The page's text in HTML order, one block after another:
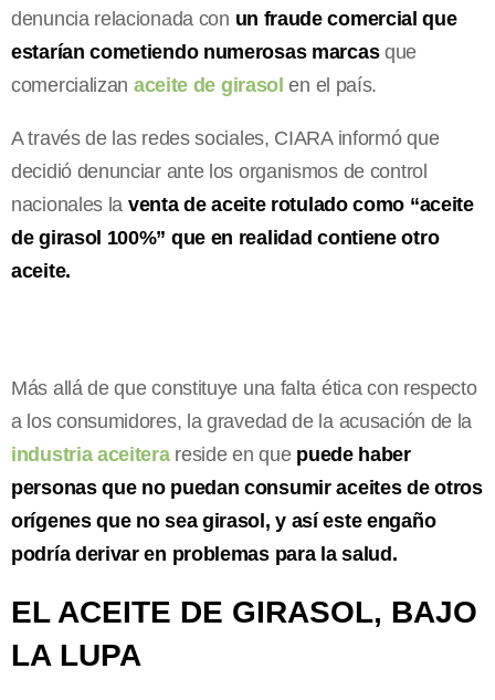
denuncia relacionada con un fraude comercial que
estarían cometiendo numerosas marcasque
comercializan aceite de girasol en el país.
A través de las redes sociales, CIARA informó que
decidió denunciar ante los organismos de control
nacionales la venta de aceite rotulado como “aceite
de girasol 100%” que en realidad contiene otro
aceite.
Más allá de que constituye una falta ética con respecto
a los consumidores, la gravedad de la acusación de la
industria aceiterareside en que puede haber
personas que no puedan consumir aceites de otros
orígenes que no sea girasol, y así este engaño
podría derivar en problemas para la salud.
EL ACEITE DE GIRASOL, BAJO
LA LUPA